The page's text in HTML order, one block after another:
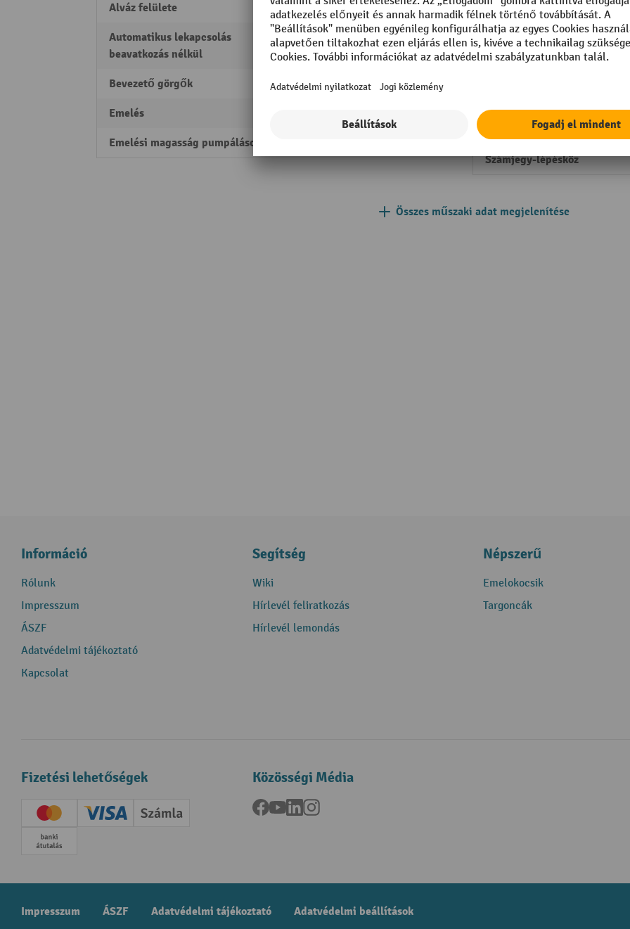
Alváz felülete porfúvott
Automatikus lekapcsolás
beavatkozás nélkül
3 min
Bevezető görgők igen
Emelés
Emelési magasság pumpálásonként
Pumpálás a maximális
magasság
Pumpálással a raklap szabadon
Szegmens
Számjegy-lépésköz
Összes műszaki adat megjelenítése
Információ
Rólunk
Impresszum
ÁSZF
Adatvédelmi tájékoztató
Kapcsolat
Segítség
Wiki
Hírlevél feliratkozás
Hírlevél lemondás
Népszerű
Emelokocsik
Targoncák
Fizetési lehetőségek
Creditcard (Master)Creditcard (Visa)
Számla
Előrefizetés
Közösségi Média
Facebook
YouTubeLinkedInInstagram
Impresszum ÁSZF Adatvédelmi tájékoztató Adatvédelmi beállítások